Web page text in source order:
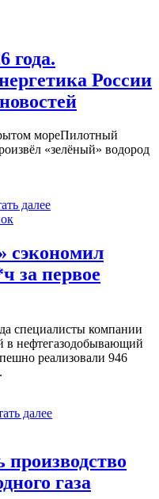
года.
России
мореПилотный
«зелёный» водород
далее
сэкономил
за первое
специалисты компании
в нефтегазодобывающий
реализовали 946
далее
производство
газа